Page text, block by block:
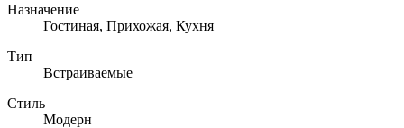
Назначение
Гостиная, Прихожая, Кухня
Тип
Встраиваемые
Стиль
Модерн